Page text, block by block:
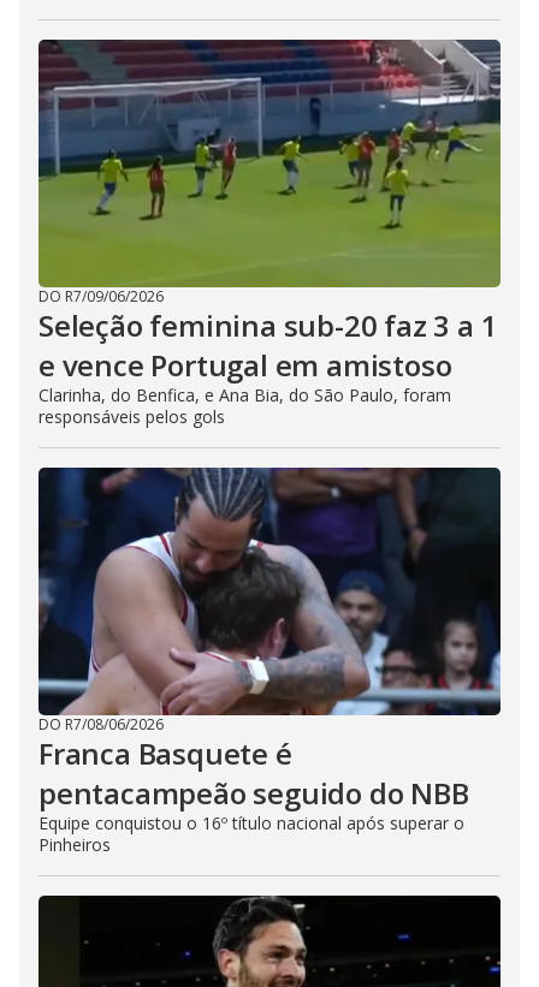
DO R7/09/06/2026
Seleção feminina sub-20 faz 3 a 1
e vence Portugal em amistoso
Clarinha, do Benfica, e Ana Bia, do São Paulo, foram
responsáveis pelos gols
DO R7/08/06/2026
Franca Basquete é
pentacampeão seguido do NBB
Equipe conquistou o 16º título nacional após superar o
Pinheiros